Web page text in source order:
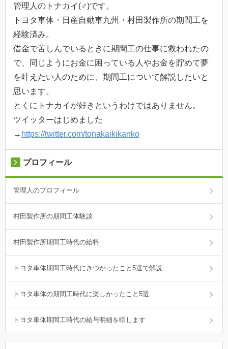
管理人のトナカイ(♂)です。
トヨタ車体・日産自動車九州・村田製作所の期間工を
経験済み。
借金で苦しんでいるときに期間工の仕事に救われたの
で、同じようにお金に困っている人やお金を貯めて夢
を叶えたい人のために、期間工について解説したいと
思います。
とくにトナカイが好きというわけではありません。
ツイッターはじめました
→ https://twitter.com/tonakaikikanko
プロフィール
管理人のプロフィール
村田製作所の期間工体験談
村田製作所期間工時代の給料
トヨタ車体期間工時代にきつかったこと5選で解説
トヨタ車体の期間工時代に楽しかったこと5選
トヨタ車体期間工時代の給与明細を晒します